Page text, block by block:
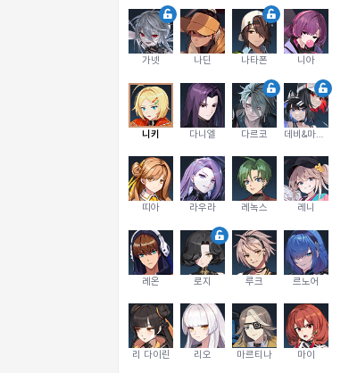
가넷 나딘 나타폰 니아
니키 다니엘 다르코
띠아 라우라 레녹스 레니
레온 로지 루크 르노어
리 다이린 리오 마르티나 마이